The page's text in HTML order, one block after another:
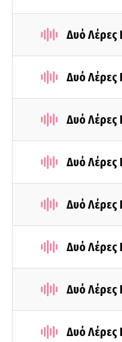
Δυό
Δυό
Δυό
Δυό
Δυό
Δυό
Δυό
Δυό